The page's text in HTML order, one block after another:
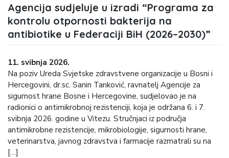
Agencija sudjeluje u izradi “Programa za
kontrolu otpornosti bakterija na
antibiotike u Federaciji BiH (2026–2030)”
11. svibnja 2026.
Na poziv Ureda Svjetske zdravstvene organizacije u Bosni i
Hercegovini, dr.sc. Sanin Tanković, ravnatelj Agencije za
sigurnost hrane Bosne i Hercegovine, sudjelovao je na
radionici o antimikrobnoj rezistenciji, koja je održana 6. i 7.
svibnja 2026. godine u Vitezu. Stručnjaci iz područja
antimikrobne rezistencije, mikrobiologije, sigurnosti hrane,
veterinarstva, javnog zdravstva i farmacije razmatrali su na
[…]